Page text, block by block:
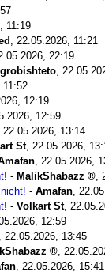
11:19
22.05.2026, 11:21
22:19
11:52
12:19
12:59
22.05.2026, 13:14
St, 22.05.2026,
22.05.2026,
- MalikShabazz
- Amafan
- Volkart St,
12:59
22.05.2026, 13:45
22.05.2026, 15:41